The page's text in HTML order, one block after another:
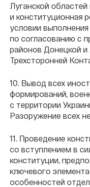
Луганской
и конституционная
условии выполнения
по согласованию с
районов Донецкой и
Трехсторонней
10. Вывод всех
формирований,
с территории
Разоружение всех
11. Проведение
со вступлением в
конституции,
ключевого
особенностей